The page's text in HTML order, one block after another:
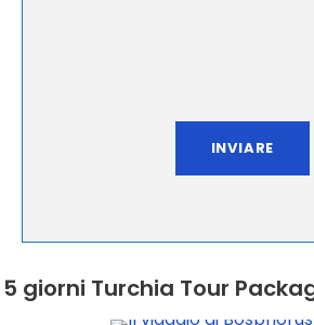
5 giorni Turchia Tour